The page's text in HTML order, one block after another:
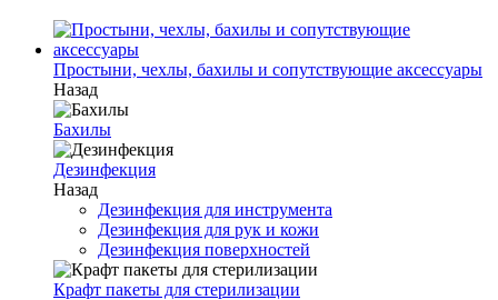
Простыни, чехлы, бахилы и сопутствующие аксессуары
Назад
Бахилы
Дезинфекция
Назад
Дезинфекция для инструмента
Дезинфекция для рук и кожи
Дезинфекция поверхностей
Крафт пакеты для стерилизации